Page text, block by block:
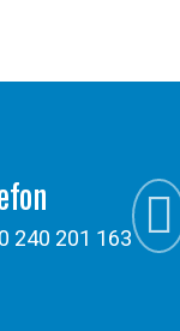
240 201 163 